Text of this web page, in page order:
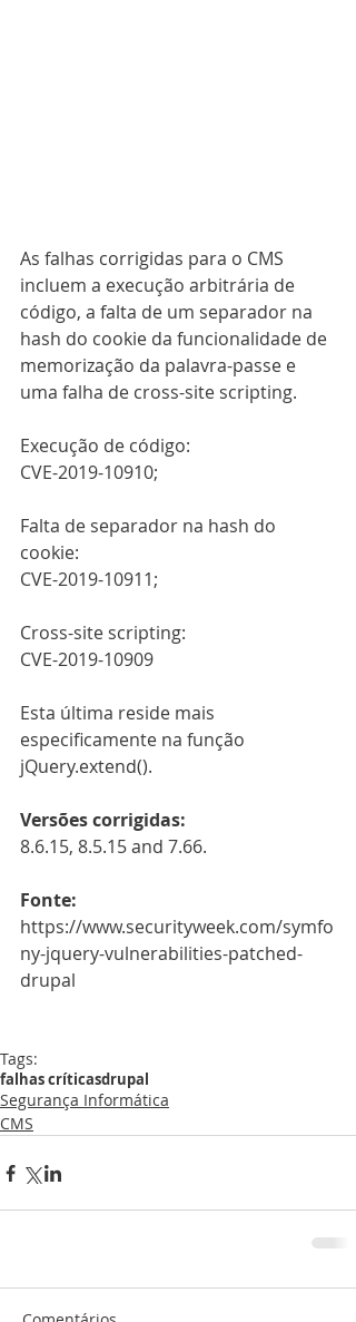
As falhas corrigidas para o CMS
incluem a execução arbitrária de
código, a falta de um separador na
hash do cookie da funcionalidade de
memorização da palavra-passe e
uma falha de cross-site scripting.
Execução de código:
CVE-2019-10910;
Falta de separador na hash do
cookie:
CVE-2019-10911;
Cross-site scripting:
CVE-2019-10909
Esta última reside mais
especificamente na função
jQuery.extend().
Versões corrigidas:
8.6.15, 8.5.15 and 7.66.
Fonte:
https://www.securityweek.com/symfo
ny-jquery-vulnerabilities-patched-
drupal
Tags:
falhas críticasdrupal
Segurança Informática
CMS